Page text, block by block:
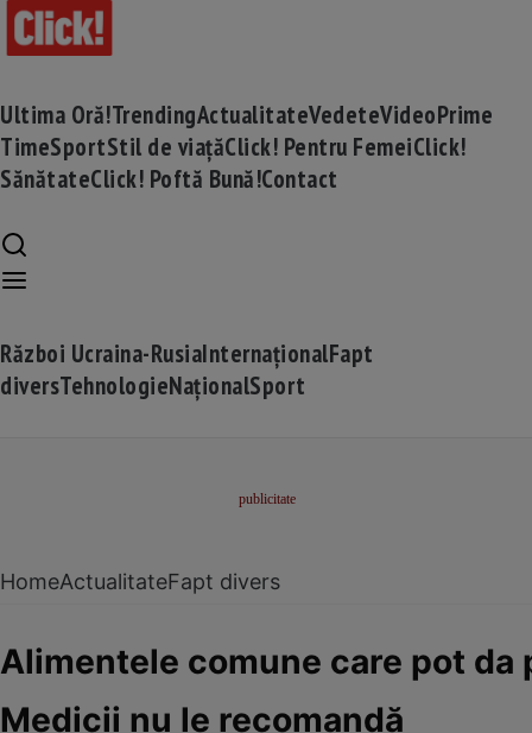
Ultima Oră!TrendingActualitateVedeteVideoPrime
TimeSportStil de viațăClick! Pentru FemeiClick!
SănătateClick! Poftă Bună!Contact
Război Ucraina-RusiaInternaționalFapt
diversTehnologieNaționalSport
HomeActualitateFapt divers
Alimentele comune care pot
Medicii nu le recomandă